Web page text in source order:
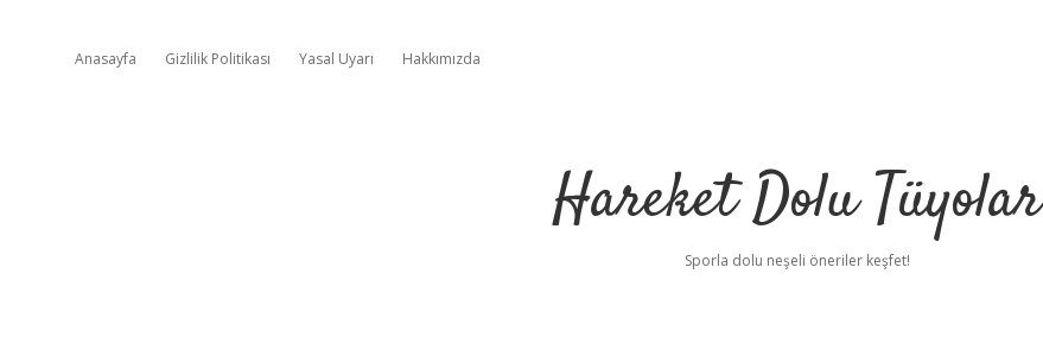
Anasayfa Gizlilik Politikası Yasal Uyarı Hakkımızda
Hareket Dolu Tüyolar
Sporla dolu neşeli öneriler keşfet!